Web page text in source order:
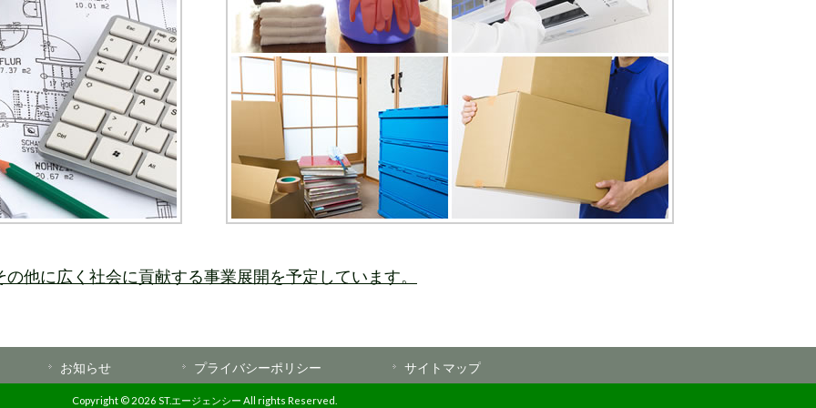
の他に広く社会に貢献する事業展開を予定しています。
お知らせ プライバシーポリシー サイトマップ
Copyright © 2026 ST.エージェンシー All rights Reserved.